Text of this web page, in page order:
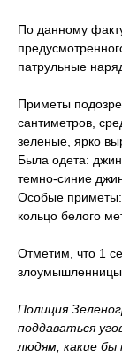
По данному
патрульные
Приметы
сантиметров,
зеленые, ярко
Была одета:
темно-синие
Особые приметы:
кольцо белого
Отметим, что 1
злоумышленницы
Полиция
поддаваться
людям, какие бы